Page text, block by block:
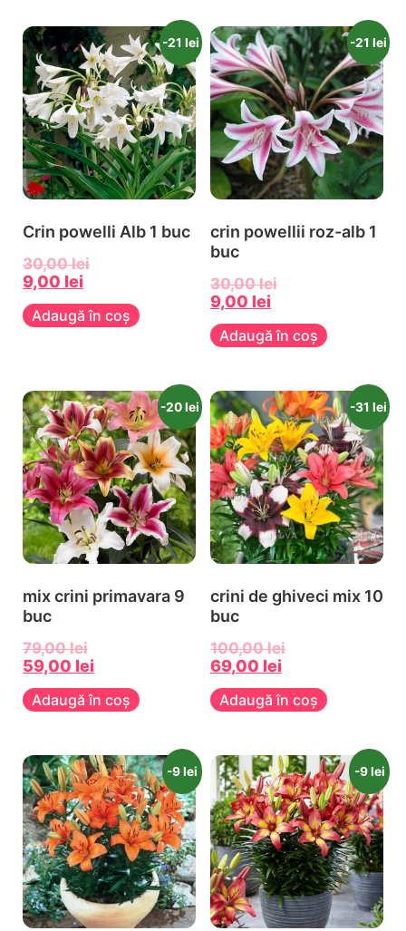
-21 lei
Crin powelli Alb 1 buc
30,00lei
9,00 lei
Adaugă în coș
-21 lei
crin powellii roz-alb 1
buc
30,00lei
9,00 lei
Adaugă în coș
-20 lei
mix crini primavara 9
buc
79,00lei
59,00 lei
Adaugă în coș
-31 lei
crini de ghiveci mix 10
buc
100,00lei
69,00 lei
Adaugă în coș
-9 lei -9 lei